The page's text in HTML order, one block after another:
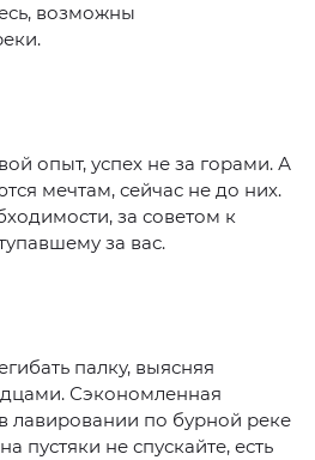
возможны
опыт, успех не за горами. А
мечтам, сейчас не до них.
за советом к
за вас.
палку, выясняя
Сэкономленная
лавировании по бурной реке
пустяки не спускайте, есть